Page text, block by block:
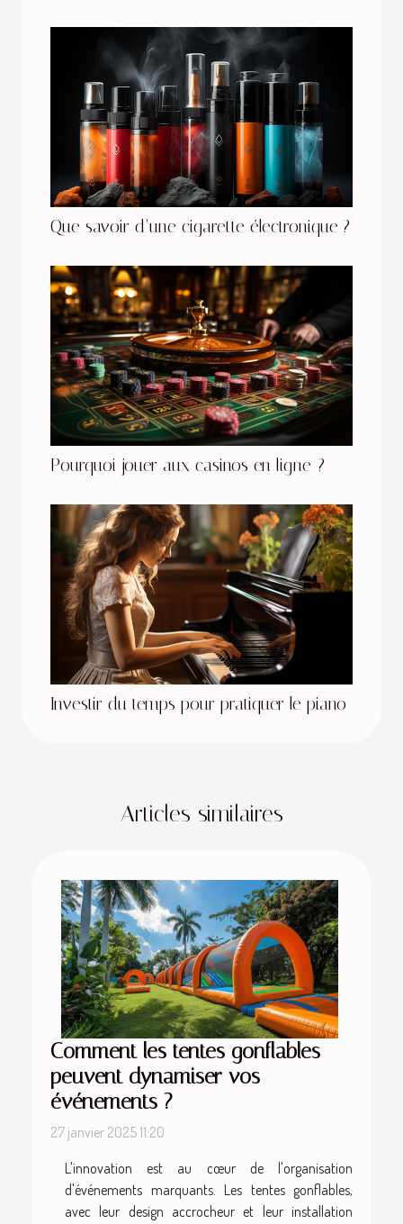
Que savoir d’une cigarette électronique ?
Pourquoi jouer aux casinos en ligne ?
Investir du temps pour pratiquer le piano
Articles similaires
Comment les tentes gonflables
peuvent dynamiser vos
événements ?
27 janvier 2025 11:20
L'innovation est au cœur de l'organisation
d'événements marquants. Les tentes gonflables,
avec leur design accrocheur et leur installation